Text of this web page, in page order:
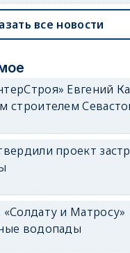
все новости
Евгений
строителем
проект
и Матросу»
водопады